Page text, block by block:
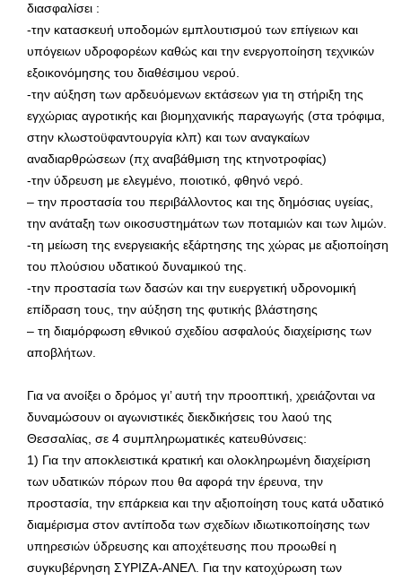
διασφαλίσει :
-την κατασκευή υποδομών εμπλουτισμού των επίγειων και
υπόγειων υδροφορέων καθώς και την ενεργοποίηση τεχνικών
εξοικονόμησης του διαθέσιμου νερού.
-την αύξηση των αρδευόμενων εκτάσεων για τη στήριξη της
εγχώριας αγροτικής και βιομηχανικής παραγωγής (στα τρόφιμα,
στην κλωστοϋφαντουργία κλπ) και των αναγκαίων
αναδιαρθρώσεων (πχ αναβάθμιση της κτηνοτροφίας)
-την ύδρευση με ελεγμένο, ποιοτικό, φθηνό νερό.
– την προστασία του περιβάλλοντος και της δημόσιας υγείας,
την ανάταξη των οικοσυστημάτων των ποταμιών και των λιμών.
-τη μείωση της ενεργειακής εξάρτησης της χώρας με αξιοποίηση
του πλούσιου υδατικού δυναμικού της.
-την προστασία των δασών και την ευεργετική υδρονομική
επίδραση τους, την αύξηση της φυτικής βλάστησης
– τη διαμόρφωση εθνικού σχεδίου ασφαλούς διαχείρισης των
αποβλήτων.
Για να ανοίξει ο δρόμος γι’ αυτή την προοπτική, χρειάζονται να
δυναμώσουν οι αγωνιστικές διεκδικήσεις του λαού της
Θεσσαλίας, σε 4 συμπληρωματικές κατευθύνσεις:
1) Για την αποκλειστικά κρατική και ολοκληρωμένη διαχείριση
των υδατικών πόρων που θα αφορά την έρευνα, την
προστασία, την επάρκεια και την αξιοποίηση τους κατά υδατικό
διαμέρισμα στον αντίποδα των σχεδίων ιδιωτικοποίησης των
υπηρεσιών ύδρευσης και αποχέτευσης που προωθεί η
συγκυβέρνηση ΣΥΡΙΖΑ-ΑΝΕΛ. Για την κατοχύρωση των